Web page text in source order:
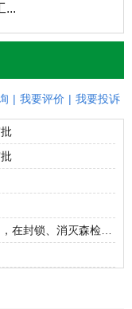
...
| 我要评价 | 我要投诉
，防止危险性森林病、虫传播蔓延作出重要贡献的单位和个人的奖励